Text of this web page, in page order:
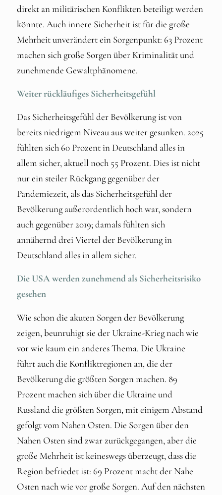
direkt an militärischen Konflikten beteiligt werden
könnte. Auch innere Sicherheit ist für die große
Mehrheit unverändert ein Sorgenpunkt: 63 Prozent
machen sich große Sorgen über Kriminalität und
zunehmende Gewaltphänomene.
Weiter rückläufiges Sicherheitsgefühl
Das Sicherheitsgefühl der Bevölkerung ist von
bereits niedrigem Niveau aus weiter gesunken. 2025
fühlten sich 60 Prozent in Deutschland alles in
allem sicher, aktuell noch 55 Prozent. Dies ist nicht
nur ein steiler Rückgang gegenüber der
Pandemiezeit, als das Sicherheitsgefühl der
Bevölkerung außerordentlich hoch war, sondern
auch gegenüber 2019; damals fühlten sich
annähernd drei Viertel der Bevölkerung in
Deutschland alles in allem sicher.
Die USA werden zunehmend als Sicherheitsrisiko
gesehen
Wie schon die akuten Sorgen der Bevölkerung
zeigen, beunruhigt sie der Ukraine-Krieg nach wie
vor wie kaum ein anderes Thema. Die Ukraine
führt auch die Konfliktregionen an, die der
Bevölkerung die größten Sorgen machen. 89
Prozent machen sich über die Ukraine und
Russland die größten Sorgen, mit einigem Abstand
gefolgt vom Nahen Osten. Die Sorgen über den
Nahen Osten sind zwar zurückgegangen, aber die
große Mehrheit ist keineswegs überzeugt, dass die
Region befriedet ist: 69 Prozent macht der Nahe
Osten nach wie vor große Sorgen. Auf den nächsten